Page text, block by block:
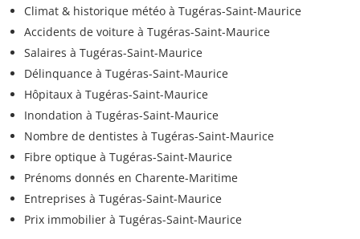
Climat & historique météo à Tugéras-Saint-Maurice
Accidents de voiture à Tugéras-Saint-Maurice
Salaires à Tugéras-Saint-Maurice
Délinquance à Tugéras-Saint-Maurice
Hôpitaux à Tugéras-Saint-Maurice
Inondation à Tugéras-Saint-Maurice
Nombre de dentistes à Tugéras-Saint-Maurice
Fibre optique à Tugéras-Saint-Maurice
Prénoms donnés en Charente-Maritime
Entreprises à Tugéras-Saint-Maurice
Prix immobilier à Tugéras-Saint-Maurice